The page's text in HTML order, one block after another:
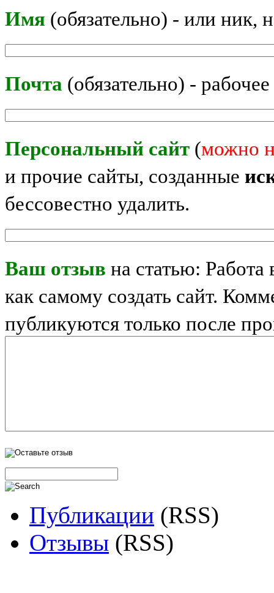
Имя (обязательно) - или ник,
Почта (обязательно) -
Персональный сайт (можно
и прочие сайты, созданные
бессовестно удалить.
Ваш отзыв на статью: Работа
как самому создать сайт.
публикуются только после
Публикации (RSS)
Отзывы (RSS)